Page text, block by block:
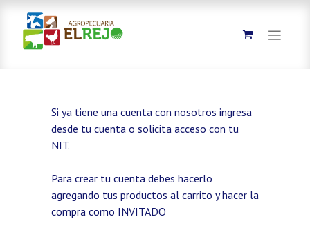
Si ya tiene una cuenta con nosotros ingresa
desde tu cuenta o solicita acceso con tu
NIT.
Para crear tu cuenta debes hacerlo
agregando tus productos al carrito y hacer la
compra como INVITADO